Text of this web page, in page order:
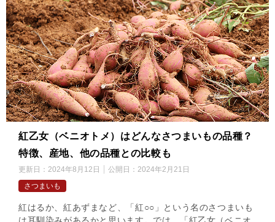
紅乙女（ベニオトメ）はどんなさつまいもの品種？
特徴、産地、他の品種との比較も
更新日： 2024年8月12日 公開日： 2024年2月21日
さつまいも
紅はるか、紅あずまなど、「紅○○」という名のさつまいも